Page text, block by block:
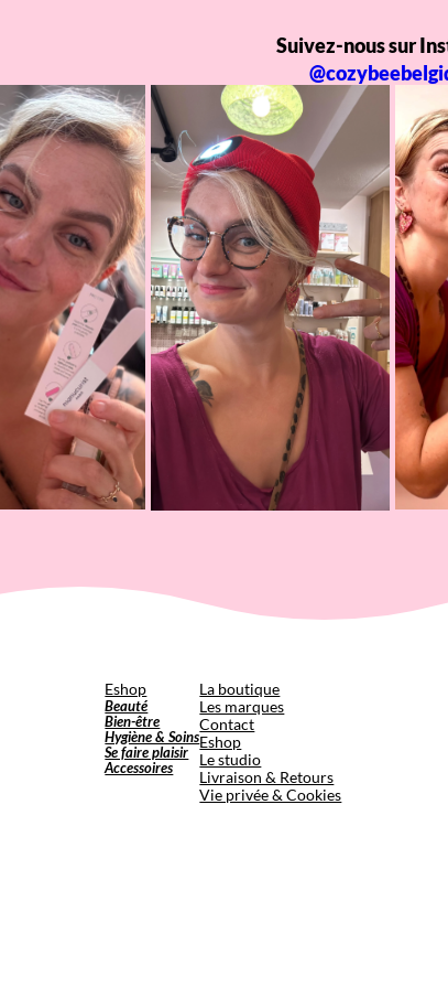
Suivez-nous sur
Eshop
Beauté
Bien-être
Hygiène & Soins
Se faire plaisir
Accessoires
La boutique
Les marques
Contact
Eshop
Le studio
Livraison & Retours
Vie privée & Cookies